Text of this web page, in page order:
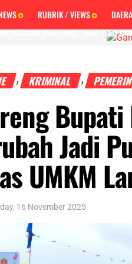
RUBRIK / VIEWS
panjang, sulit dan
› KRIMINAL ›
Jadi
UMKM
16 November 2025